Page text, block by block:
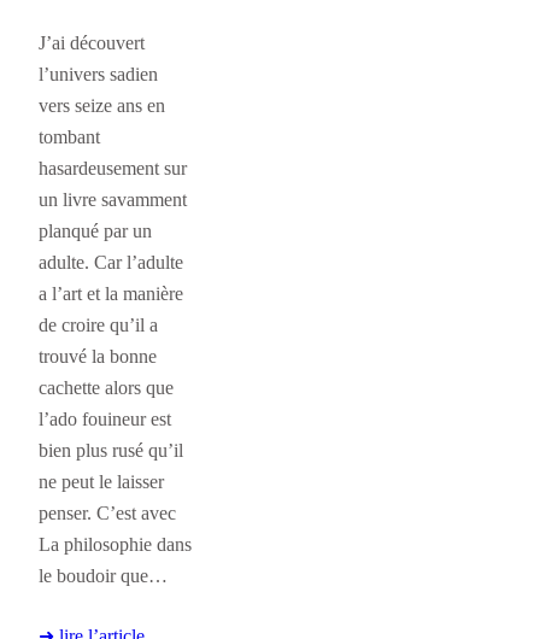
J’ai découvert
l’univers sadien
vers seize ans en
tombant
hasardeusement sur
un livre savamment
planqué par un
adulte. Car l’adulte
a l’art et la manière
de croire qu’il a
trouvé la bonne
cachette alors que
l’ado fouineur est
bien plus rusé qu’il
ne peut le laisser
penser. C’est avec
La philosophie dans
le boudoir que…